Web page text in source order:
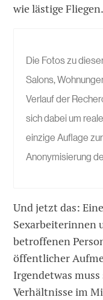
wie lästige Fliegen.
Die Fotos zu
Salons,
Verlauf der
sich dabei um
einzige Auflage
Anonymisierung
Und jetzt das:
Sexarbeiterinnen
betroffenen
öffentlicher
Irgendetwas
Verhältnisse im